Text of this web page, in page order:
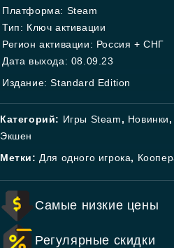
Платформа: Steam
Тип: Ключ активации
Регион активации: Россия + СНГ
Дата выхода: 08.09.23
Издание: Standard Edition
Категорий: Игры Steam, Новинки,
Экшен
Метки: Для одного игрока,
Самые низкие цены
Регулярные скидки